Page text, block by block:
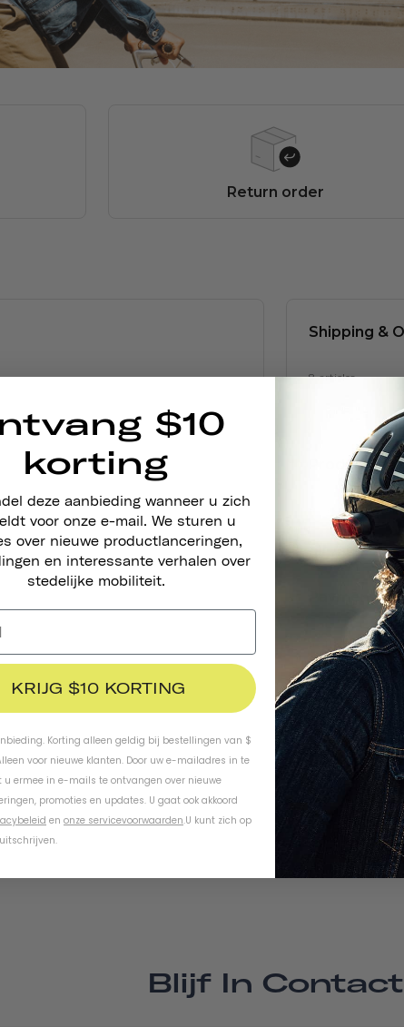
Blijf In Contact
$10
korting
deze aanbieding wanneer u zich
voor onze e-mail. We sturen u
over nieuwe productlanceringen,
en interessante verhalen over
stedelijke mobiliteit.
KRIJG $10 KORTING
Korting alleen geldig bij bestellingen van $
voor nieuwe klanten. Door uw e-mailadres in te
u ermee in e-mails te ontvangen over nieuwe
promoties en updates. U gaat ook akkoord
en onze servicevoorwaarden.U kunt zich op